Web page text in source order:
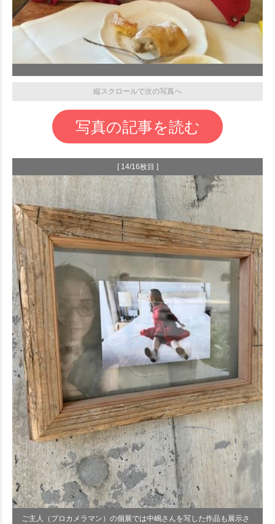
縦スクロールで次の写真へ
写真の記事を読む
[ 14/16枚目 ]
ご主人（プロカメラマン）の個展では中嶋さんを写した作品も展示さ